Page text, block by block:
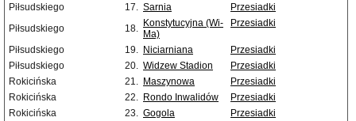
Piłsudskiego
17. Sarnia
Przesiadki
Piłsudskiego
18. Konstytucyjna (Wi-
Ma)
Przesiadki
Piłsudskiego 19. Niciarniana
Przesiadki
Piłsudskiego
20. Widzew Stadion
Przesiadki
Rokicińska
21. Maszynowa
Przesiadki
Rokicińska
22. Rondo Inwalidów
Przesiadki
Rokicińska
23. Gogola
Przesiadki